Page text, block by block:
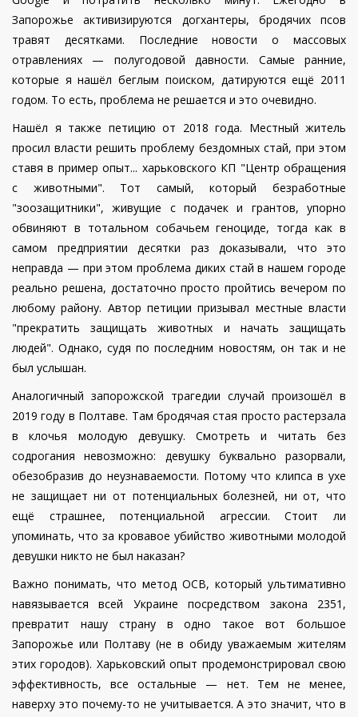
Запорожье активизируются догхантеры, бродячих псов
травят десятками. Последние новости о массовых
отравлениях — полугодовой давности. Самые ранние,
которые я нашёл беглым поиском, датируются ещё 2011
годом. То есть, проблема не решается и это очевидно.
Нашёл я также петицию от 2018 года. Местный житель
просил власти решить проблему бездомных стай, при этом
ставя в пример опыт... харьковского КП "Центр обращения
с животными". Тот самый, который безработные
"зоозащитники", живущие с подачек и грантов, упорно
обвиняют в тотальном собачьем геноциде, тогда как в
самом предприятии десятки раз доказывали, что это
неправда — при этом проблема диких стай в нашем городе
реально решена, достаточно просто пройтись вечером по
любому району. Автор петиции призывал местные власти
"прекратить защищать животных и начать защищать
людей". Однако, судя по последним новостям, он так и не
был услышан.
Аналогичный запорожской трагедии случай произошёл в
2019 году в Полтаве. Там бродячая стая просто растерзала
в клочья молодую девушку. Смотреть и читать без
содрогания невозможно: девушку буквально разорвали,
обезобразив до неузнаваемости. Потому что клипса в ухе
не защищает ни от потенциальных болезней, ни от, что
ещё страшнее, потенциальной агрессии. Стоит ли
упоминать, что за кровавое убийство животными молодой
девушки никто не был наказан?
Важно понимать, что метод ОСВ, который ультимативно
навязывается всей Украине посредством закона 2351,
превратит нашу страну в одно такое вот большое
Запорожье или Полтаву (не в обиду уважаемым жителям
этих городов). Харьковский опыт продемонстрировал свою
эффективность, все остальные — нет. Тем не менее,
наверху это почему-то не учитывается. А это значит, что в